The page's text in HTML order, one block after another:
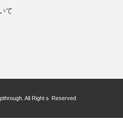
て
All Rightｓ Reserved